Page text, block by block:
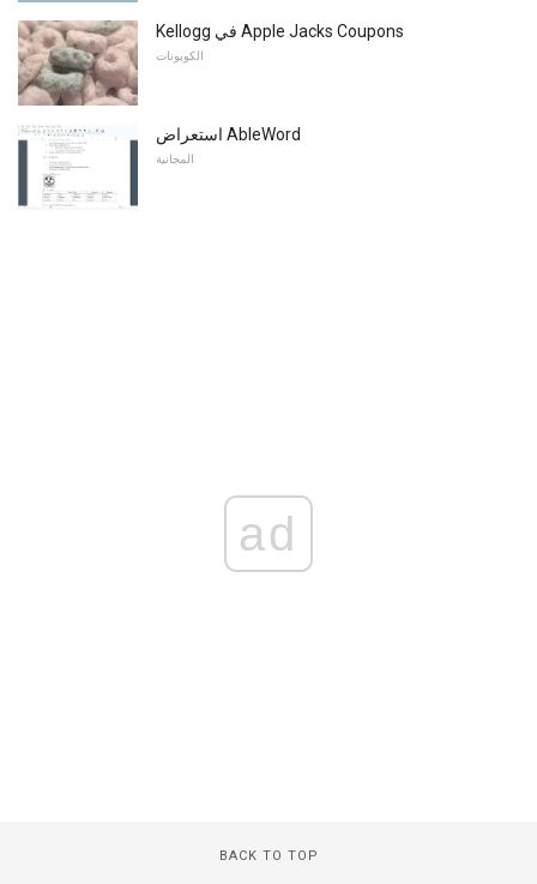
Kellogg في Apple Jacks Coupons
الكوبونات
استعراض AbleWord
المجانية
ad
BACK TO TOP